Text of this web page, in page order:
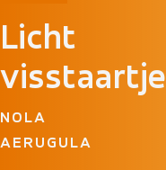
Licht
visstaartje
NOLA
AERUGULA